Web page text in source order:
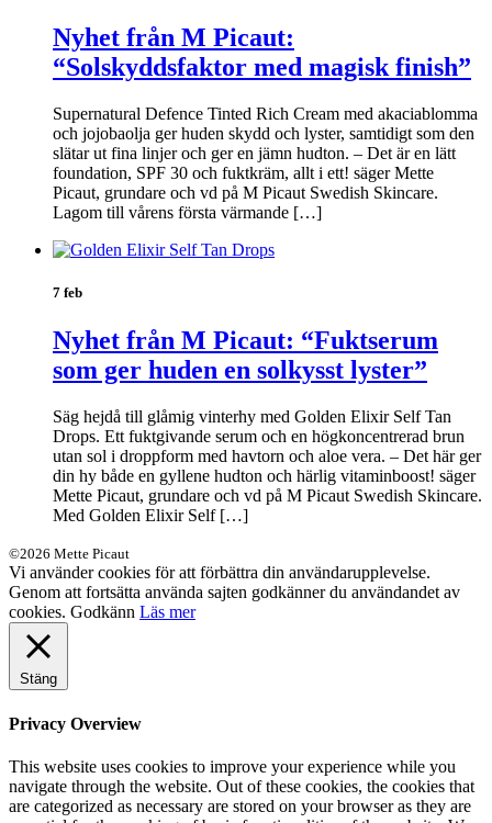
Nyhet från M Picaut:
“Solskyddsfaktor med magisk finish”
Supernatural Defence Tinted Rich Cream med akaciablomma
och jojobaolja ger huden skydd och lyster, samtidigt som den
slätar ut fina linjer och ger en jämn hudton. – Det är en lätt
foundation, SPF 30 och fuktkräm, allt i ett! säger Mette
Picaut, grundare och vd på M Picaut Swedish Skincare.
Lagom till vårens första värmande […]
7 feb
Nyhet från M Picaut: “Fuktserum
som ger huden en solkysst lyster”
Säg hejdå till glåmig vinterhy med Golden Elixir Self Tan
Drops. Ett fuktgivande serum och en högkoncentrerad brun
utan sol i droppform med havtorn och aloe vera. – Det här ger
din hy både en gyllene hudton och härlig vitaminboost! säger
Mette Picaut, grundare och vd på M Picaut Swedish Skincare.
Med Golden Elixir Self […]
©2026 Mette Picaut
Vi använder cookies för att förbättra din användarupplevelse.
Genom att fortsätta använda sajten godkänner du användandet av
cookies. Godkänn Läs mer
Stäng
Privacy Overview
This website uses cookies to improve your experience while you
navigate through the website. Out of these cookies, the cookies that
are categorized as necessary are stored on your browser as they are